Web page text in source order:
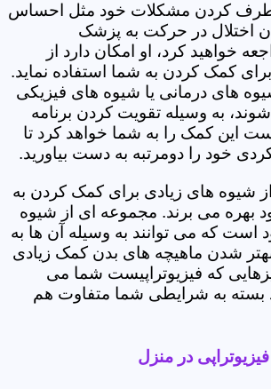
کردن مشکلات خود مثل احساس
اختلال در حرکت به پزشک
خواهید کرد، او امکان دارد از
کمک کردن به شما استفاده نماید.
های درمانی یا شیوه های فیزیکی
به وسیله تقویت کردن برنامه
این کمک را به شما خواهد کرد تا
خود را دومرتبه به دست بیاورید.
شیوه های زیادی برای کمک کردن به
بهره می برند. مجموعه ای از شیوه
است که می توانند به وسیله آن ها به
شدن ماهیچه های بدن کمک زیادی
که فیزیوتراپیست شما می
بسته به شرایطی شما متفاوت هم
در منزل